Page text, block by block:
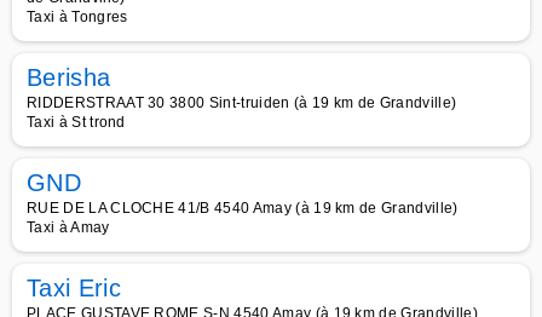
Taxi à Tongres
Berisha
RIDDERSTRAAT 30 3800 Sint-truiden (à 19 km de Grandville)
Taxi à St trond
GND
RUE DE LA CLOCHE 41/B 4540 Amay (à 19 km de Grandville)
Taxi à Amay
Taxi Eric
PLACE GUSTAVE ROME S-N 4540 Amay (à 19 km de Grandville)